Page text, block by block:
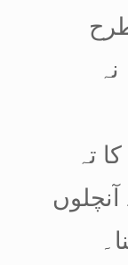
تہ
آنچلوں